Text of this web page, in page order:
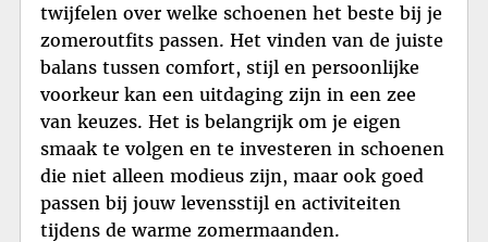
twijfelen over welke schoenen het beste bij je
zomeroutfits passen. Het vinden van de juiste
balans tussen comfort, stijl en persoonlijke
voorkeur kan een uitdaging zijn in een zee
van keuzes. Het is belangrijk om je eigen
smaak te volgen en te investeren in schoenen
die niet alleen modieus zijn, maar ook goed
passen bij jouw levensstijl en activiteiten
tijdens de warme zomermaanden.